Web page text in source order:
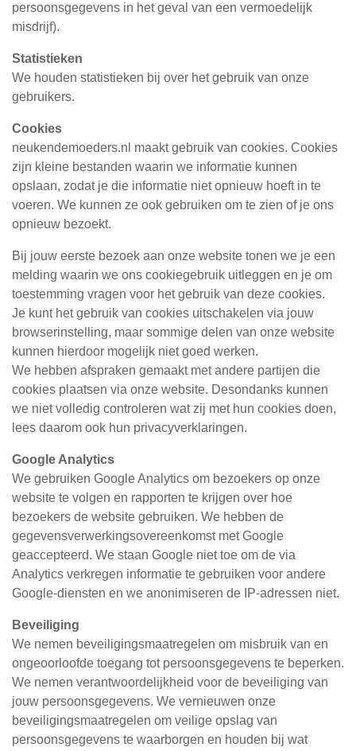
persoonsgegevens in het geval van een vermoedelijk
misdrijf).
Statistieken
We houden statistieken bij over het gebruik van onze
gebruikers.
Cookies
neukendemoeders.nl maakt gebruik van cookies. Cookies
zijn kleine bestanden waarin we informatie kunnen
opslaan, zodat je die informatie niet opnieuw hoeft in te
voeren. We kunnen ze ook gebruiken om te zien of je ons
opnieuw bezoekt.
Bij jouw eerste bezoek aan onze website tonen we je een
melding waarin we ons cookiegebruik uitleggen en je om
toestemming vragen voor het gebruik van deze cookies.
Je kunt het gebruik van cookies uitschakelen via jouw
browserinstelling, maar sommige delen van onze website
kunnen hierdoor mogelijk niet goed werken.
We hebben afspraken gemaakt met andere partijen die
cookies plaatsen via onze website. Desondanks kunnen
we niet volledig controleren wat zij met hun cookies doen,
lees daarom ook hun privacyverklaringen.
Google Analytics
We gebruiken Google Analytics om bezoekers op onze
website te volgen en rapporten te krijgen over hoe
bezoekers de website gebruiken. We hebben de
gegevensverwerkingsovereenkomst met Google
geaccepteerd. We staan Google niet toe om de via
Analytics verkregen informatie te gebruiken voor andere
Google-diensten en we anonimiseren de IP-adressen niet.
Beveiliging
We nemen beveiligingsmaatregelen om misbruik van en
ongeoorloofde toegang tot persoonsgegevens te beperken.
We nemen verantwoordelijkheid voor de beveiliging van
jouw persoonsgegevens. We vernieuwen onze
beveiligingsmaatregelen om veilige opslag van
persoonsgegevens te waarborgen en houden bij wat